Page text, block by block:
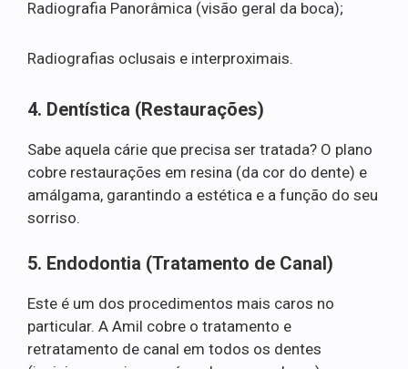
Radiografia Panorâmica (visão geral da boca);
Radiografias oclusais e interproximais.
4. Dentística (Restaurações)
Sabe aquela cárie que precisa ser tratada? O plano
cobre restaurações em resina (da cor do dente) e
amálgama, garantindo a estética e a função do seu
sorriso.
5. Endodontia (Tratamento de Canal)
Este é um dos procedimentos mais caros no
particular. A Amil cobre o tratamento e
retratamento de canal em todos os dentes